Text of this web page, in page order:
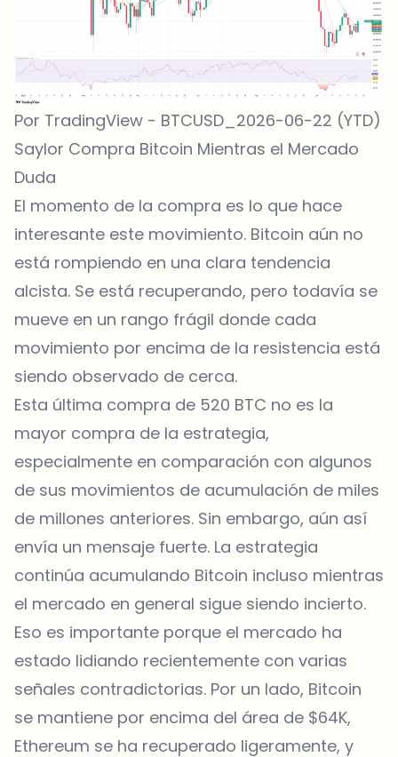
Por TradingView - BTCUSD_2026-06-22 (YTD)
Saylor Compra Bitcoin Mientras el Mercado
Duda
El momento de la compra es lo que hace
interesante este movimiento. Bitcoin aún no
está rompiendo en una clara tendencia
alcista. Se está recuperando, pero todavía se
mueve en un rango frágil donde cada
movimiento por encima de la resistencia está
siendo observado de cerca.
Esta última compra de 520 BTC no es la
mayor compra de la estrategia,
especialmente en comparación con algunos
de sus movimientos de acumulación de miles
de millones anteriores. Sin embargo, aún así
envía un mensaje fuerte. La estrategia
continúa acumulando Bitcoin incluso mientras
el mercado en general sigue siendo incierto.
Eso es importante porque el mercado ha
estado lidiando recientemente con varias
señales contradictorias. Por un lado, Bitcoin
se mantiene por encima del área de $64K,
Ethereum se ha recuperado ligeramente, y